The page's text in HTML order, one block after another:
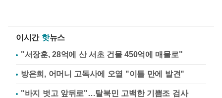
이시간 핫뉴스
"서장훈, 28억에 산 서초 건물 450억에 매물로"
방은희, 어머니 고독사에 오열 "이틀 만에 발견"
"바지 벗고 앞뒤로"…탈북민 고백한 기쁨조 검사